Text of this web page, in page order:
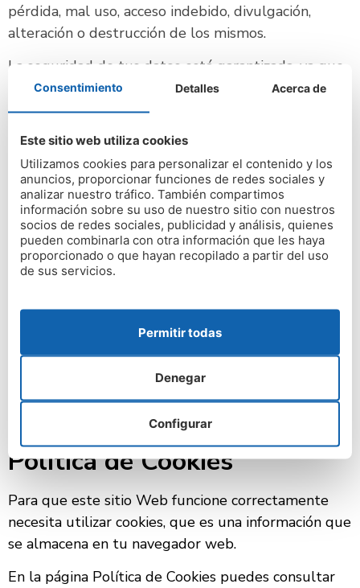
pérdida, mal uso, acceso indebido, divulgación,
alteración o destrucción de los mismos.
La seguridad de tus datos está garantizada, ya que
toman todas las medidas de seguridad necesarias
para ello. Puedes consultar su política de privacidad
para tener más información.
Contenido de otros sitios
web
Las páginas de este sitio Web pueden incluir
contenido incrustado (por ejemplo, vídeos,
imágenes, artículos, etc.). El contenido incrustado de
manera que si hubieras visitado la otra web.
Estos sitios Web pueden recopilar datos sobre ti,
utilizar cookies, incrustar un código de seguimiento
adicional de terceros, y supervisar tu interacción
Política de Cookies
Para que este sitio Web funcione correctamente
necesita utilizar cookies, que es una información que
se almacena en tu navegador web.
En la página Política de Cookies puedes consultar
Consentimiento Detalles Acerca de
Este sitio web utiliza cookies
Utilizamos cookies para personalizar el contenido y los
anuncios, proporcionar funciones de redes sociales y
analizar nuestro tráfico. También compartimos
información sobre su uso de nuestro sitio con nuestros
socios de redes sociales, publicidad y análisis, quienes
pueden combinarla con otra información que les haya
proporcionado o que hayan recopilado a partir del uso
de sus servicios.
Configurar
Denegar
Permitir todas